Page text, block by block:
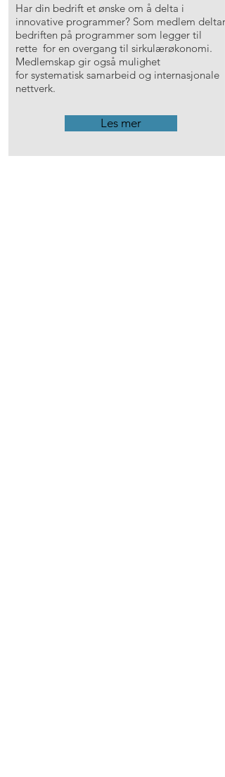
Les mer
Har din bedrift et ønske om å delta i
innovative programmer? Som medlem deltar
bedriften på programmer som legger til
rette for en overgang til sirkulærøkonomi.
Medlemskap gir også mulighet
for systematisk samarbeid og internasjonale
nettverk.